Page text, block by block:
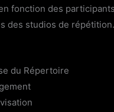
fonction des
des studios de répétition.
du Répertoire